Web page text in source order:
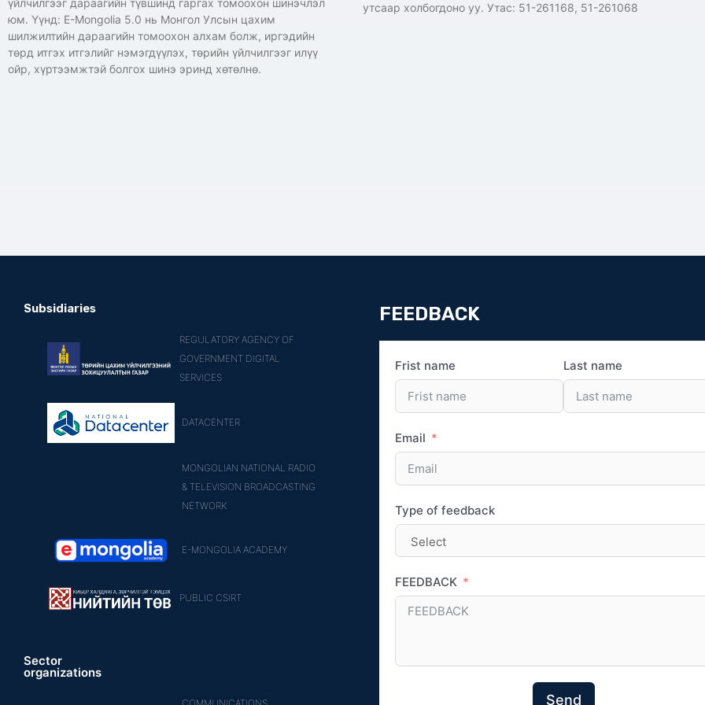
үйлчилгээг дараагийн түвшинд гаргах томоохон шинэчлэл
юм. Үүнд: E-Mongolia 5.0 нь Монгол Улсын цахим
шилжилтийн дараагийн томоохон алхам болж, иргэдийн
төрд итгэх итгэлийг нэмэгдүүлэх, төрийн үйлчилгээг илүү
ойр, хүртээмжтэй болгох шинэ эринд хөтөлнө.
утсаар холбогдоно уу. Утас: 51-261168, 51-261068
Subsidiaries
REGULATORY AGENCY OF
GOVERNMENT DIGITAL
SERVICES
DATACENTER
MONGOLIAN NATIONAL RADIO
& TELEVISION BROADCASTING
NETWORK
E-MONGOLIA ACADEMY
PUBLIC CSIRT
Sector
organizations
FEEDBACK
Frist name Last name
Email
Type of feedback
FEEDBACK
Send